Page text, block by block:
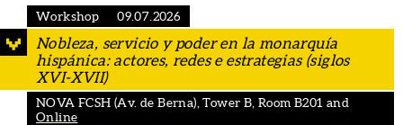
Workshop 09.07.2026
Nobleza, servicio y poder en la monarquía
hispánica: actores, redes e estrategias (siglos
XVI-XVII)
NOVA FCSH (Av. de Berna), Tower B, Room B201 and
Online